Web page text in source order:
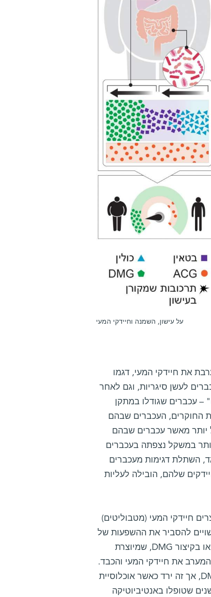
על עישון, השמנה וחיידקי המעי
את חיידקי המעי, דגמו
לעשן סיגריות, וגם לאחר
– עכברים שגודלו במתקן
החוקרים, העכברים שבהם
יותר מאשר עכברים שבהם
במשקל נצפתה בעכברים
השתלת דגימות מעכברים
שלהם, הובילה לעליות
חיידקי המעי (מטבוליטים)
להסביר את ההשפעות של
הפסקת עישון על חילוף החומרים בגוף: הראשונה היא דימתיל-גליצין, או בקיצור DMG, שמיוצרת
את חיידקי המעי והכבד.
בזמן חשיפה לעשן סיגריות הגבירו חיידקי המעי את תהליך ייצור ה-DMG, אך זה ירד כאשר אוכלוסיית
שטופלו באנטיביוטיקה